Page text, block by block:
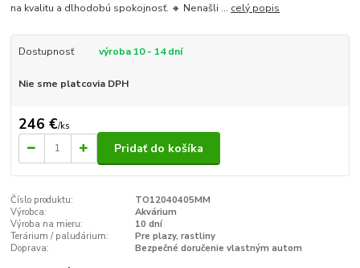
na kvalitu a dlhodobú spokojnosť. 🔸 Nenašli ... celý popis
Dostupnosť výroba 10 - 14 dní
Nie sme platcovia DPH
246 €/ks
Pridať do košíka
Číslo produktu:
TO12040405MM
Výrobca:
Akvárium
Výroba na mieru:
10 dní
Terárium / paludárium:
Pre plazy, rastliny
Doprava:
Bezpečné doručenie vlastným autom